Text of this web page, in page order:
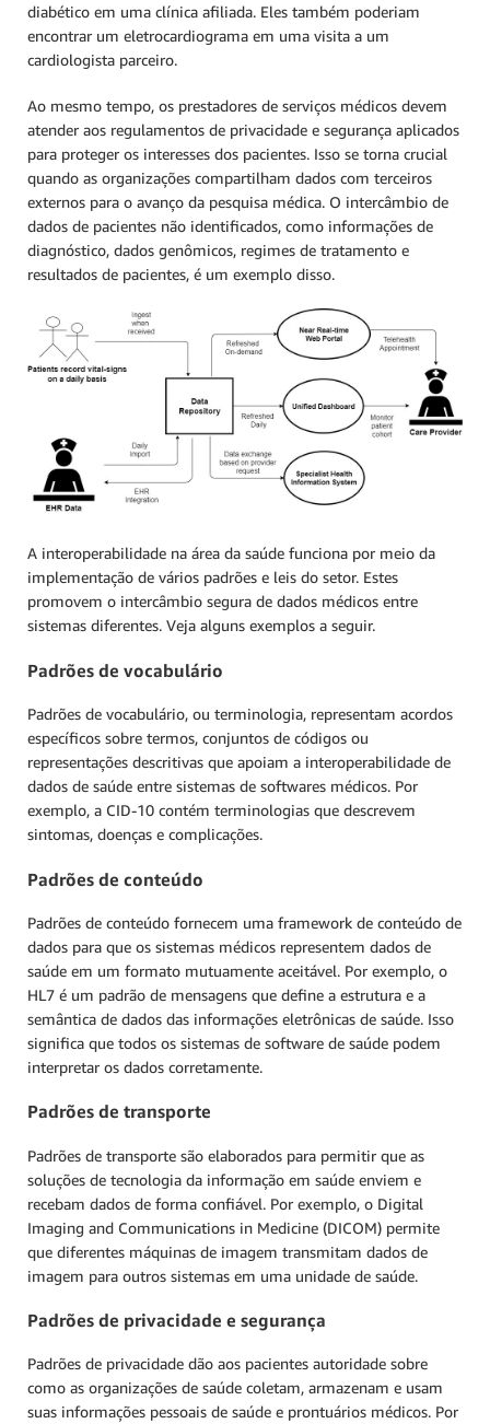
diabético em uma clínica afiliada. Eles também poderiam
encontrar um eletrocardiograma em uma visita a um
cardiologista parceiro.
Ao mesmo tempo, os prestadores de serviços médicos devem
atender aos regulamentos de privacidade e segurança aplicados
para proteger os interesses dos pacientes. Isso se torna crucial
quando as organizações compartilham dados com terceiros
externos para o avanço da pesquisa médica. O intercâmbio de
dados de pacientes não identificados, como informações de
diagnóstico, dados genômicos, regimes de tratamento e
resultados de pacientes, é um exemplo disso.
A interoperabilidade na área da saúde funciona por meio da
implementação de vários padrões e leis do setor. Estes
promovem o intercâmbio segura de dados médicos entre
sistemas diferentes. Veja alguns exemplos a seguir.
Padrões de vocabulário
Padrões de vocabulário, ou terminologia, representam acordos
específicos sobre termos, conjuntos de códigos ou
representações descritivas que apoiam a interoperabilidade de
dados de saúde entre sistemas de softwares médicos. Por
exemplo, a CID-10 contém terminologias que descrevem
sintomas, doenças e complicações.
Padrões de conteúdo
Padrões de conteúdo fornecem uma framework de conteúdo de
dados para que os sistemas médicos representem dados de
saúde em um formato mutuamente aceitável. Por exemplo, o
HL7 é um padrão de mensagens que define a estrutura e a
semântica de dados das informações eletrônicas de saúde. Isso
significa que todos os sistemas de software de saúde podem
interpretar os dados corretamente.
Padrões de transporte
Padrões de transporte são elaborados para permitir que as
soluções de tecnologia da informação em saúde enviem e
recebam dados de forma confiável. Por exemplo, o Digital
Imaging and Communications in Medicine (DICOM) permite
que diferentes máquinas de imagem transmitam dados de
imagem para outros sistemas em uma unidade de saúde.
Padrões de privacidade e segurança
Padrões de privacidade dão aos pacientes autoridade sobre
como as organizações de saúde coletam, armazenam e usam
suas informações pessoais de saúde e prontuários médicos. Por